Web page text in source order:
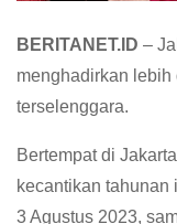
BERITANET.ID –
menghadirkan lebih
terselenggara.
Bertempat di
kecantikan tahunan
3 Agustus 2023,